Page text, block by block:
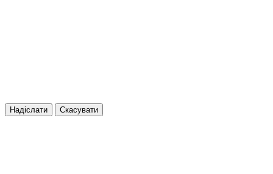
Надіслати Скасувати